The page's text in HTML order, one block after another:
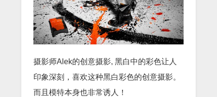
摄影师Alek的创意摄影, 黑白中的彩色让人
印象深刻，喜欢这种黑白彩色的创意摄影。
而且模特本身也非常诱人！